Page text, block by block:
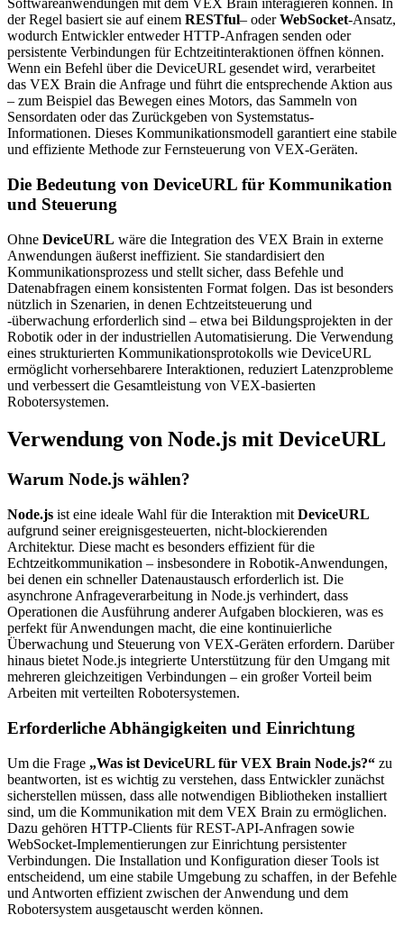
Softwareanwendungen mit dem VEX Brain interagieren können. In
der Regel basiert sie auf einem RESTful– oderWebSocket-Ansatz,
wodurch Entwickler entweder HTTP-Anfragen senden oder
persistente Verbindungen für Echtzeitinteraktionen öffnen können.
Wenn ein Befehl über die DeviceURL gesendet wird, verarbeitet
das VEX Brain die Anfrage und führt die entsprechende Aktion aus
– zum Beispiel das Bewegen eines Motors, das Sammeln von
Sensordaten oder das Zurückgeben von Systemstatus-
Informationen. Dieses Kommunikationsmodell garantiert eine stabile
und effiziente Methode zur Fernsteuerung von VEX-Geräten.
Die Bedeutung von DeviceURL für Kommunikation
und Steuerung
Ohne DeviceURL wäre die Integration des VEX Brain in externe
Anwendungen äußerst ineffizient. Sie standardisiert den
Kommunikationsprozess und stellt sicher, dass Befehle und
Datenabfragen einem konsistenten Format folgen. Das ist besonders
nützlich in Szenarien, in denen Echtzeitsteuerung und
-überwachung erforderlich sind – etwa bei Bildungsprojekten in der
Robotik oder in der industriellen Automatisierung. Die Verwendung
eines strukturierten Kommunikationsprotokolls wie DeviceURL
ermöglicht vorhersehbarere Interaktionen, reduziert Latenzprobleme
und verbessert die Gesamtleistung von VEX-basierten
Robotersystemen.
Verwendung von Node.js mit DeviceURL
Warum Node.js wählen?
Node.js ist eine ideale Wahl für die Interaktion mit DeviceURL
aufgrund seiner ereignisgesteuerten, nicht-blockierenden
Architektur. Diese macht es besonders effizient für die
Echtzeitkommunikation – insbesondere in Robotik-Anwendungen,
bei denen ein schneller Datenaustausch erforderlich ist. Die
asynchrone Anfrageverarbeitung in Node.js verhindert, dass
Operationen die Ausführung anderer Aufgaben blockieren, was es
perfekt für Anwendungen macht, die eine kontinuierliche
Überwachung und Steuerung von VEX-Geräten erfordern. Darüber
hinaus bietet Node.js integrierte Unterstützung für den Umgang mit
mehreren gleichzeitigen Verbindungen – ein großer Vorteil beim
Arbeiten mit verteilten Robotersystemen.
Erforderliche Abhängigkeiten und Einrichtung
Um die Frage „Was ist DeviceURL für VEX Brain Node.js?“ zu
beantworten, ist es wichtig zu verstehen, dass Entwickler zunächst
sicherstellen müssen, dass alle notwendigen Bibliotheken installiert
sind, um die Kommunikation mit dem VEX Brain zu ermöglichen.
Dazu gehören HTTP-Clients für REST-API-Anfragen sowie
WebSocket-Implementierungen zur Einrichtung persistenter
Verbindungen. Die Installation und Konfiguration dieser Tools ist
entscheidend, um eine stabile Umgebung zu schaffen, in der Befehle
und Antworten effizient zwischen der Anwendung und dem
Robotersystem ausgetauscht werden können.